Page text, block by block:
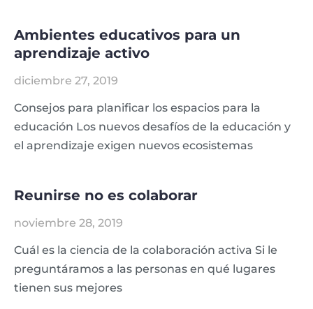
Ambientes educativos para un
aprendizaje activo
diciembre 27, 2019
Consejos para planificar los espacios para la
educación Los nuevos desafíos de la educación y
el aprendizaje exigen nuevos ecosistemas
Reunirse no es colaborar
noviembre 28, 2019
Cuál es la ciencia de la colaboración activa Si le
preguntáramos a las personas en qué lugares
tienen sus mejores